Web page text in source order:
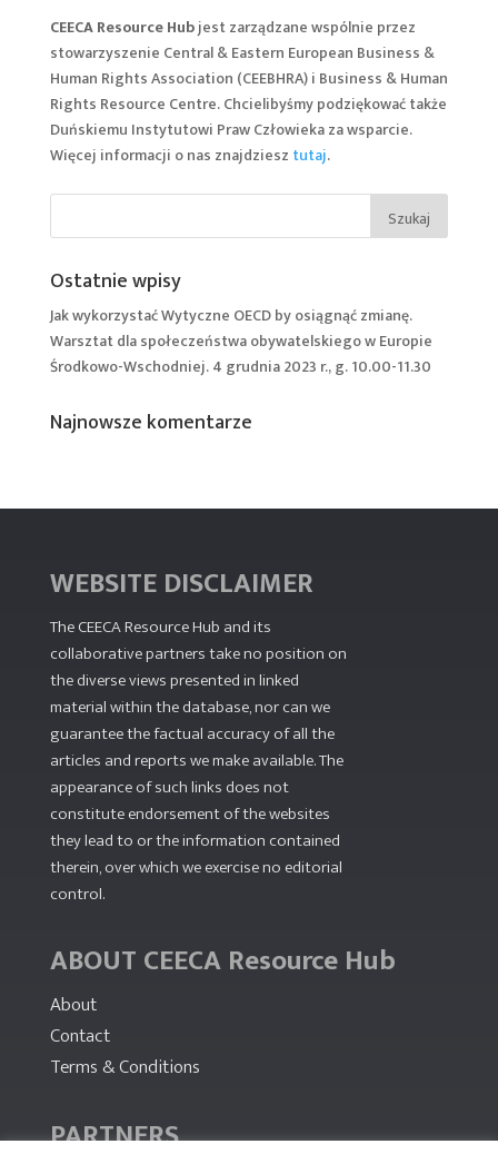
CEECA Resource Hubjest zarządzane wspólnie przez
stowarzyszenie Central & Eastern European Business &
Human Rights Association (CEEBHRA) i Business & Human
Rights Resource Centre. Chcielibyśmy podziękować także
Duńskiemu Instytutowi Praw Człowieka za wsparcie.
Więcej informacji o nas znajdziesz tutaj.
Ostatnie wpisy
Jak wykorzystać Wytyczne OECD by osiągnąć zmianę.
Warsztat dla społeczeństwa obywatelskiego w Europie
Środkowo-Wschodniej. 4 grudnia 2023 r., g. 10.00-11.30
Najnowsze komentarze
WEBSITE DISCLAIMER
The CEECA Resource Hub and its
collaborative partners take no position on
the diverse views presented in linked
material within the database, nor can we
guarantee the factual accuracy of all the
articles and reports we make available. The
appearance of such links does not
constitute endorsement of the websites
they lead to or the information contained
therein, over which we exercise no editorial
control.
ABOUT CEECA Resource Hub
About
Contact
Terms & Conditions
PARTNERS